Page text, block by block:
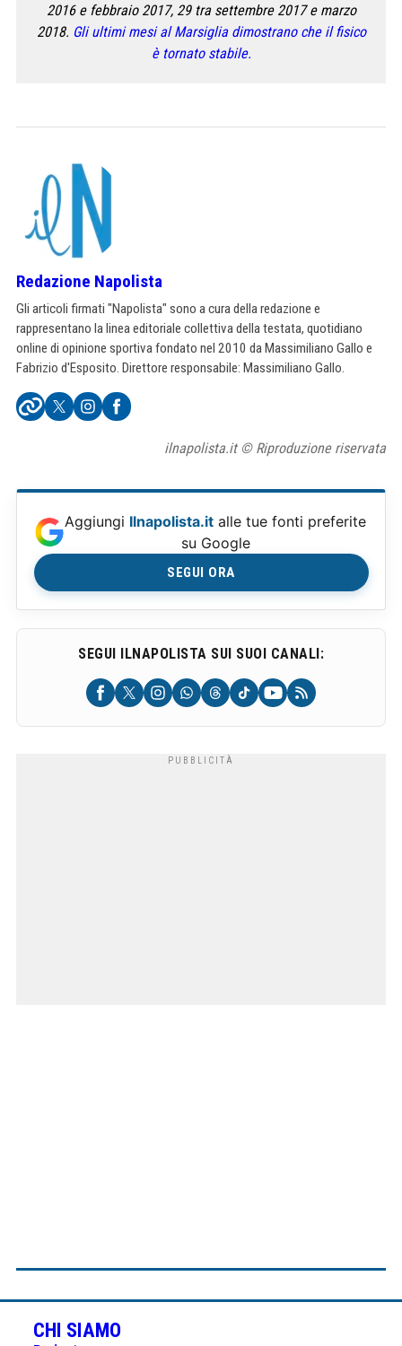
2016 e febbraio 2017, 29 tra settembre 2017 e marzo
2018. Gli ultimi mesi al Marsiglia dimostrano che il fisico
è tornato stabile.
Redazione Napolista
Gli articoli firmati "Napolista" sono a cura della redazione e
rappresentano la linea editoriale collettiva della testata, quotidiano
online di opinione sportiva fondato nel 2010 da Massimiliano Gallo e
Fabrizio d'Esposito. Direttore responsabile: Massimiliano Gallo.
ilnapolista.it © Riproduzione riservata
Aggiungi Ilnapolista.it alle tue fonti preferite
su Google
SEGUI ORA
SEGUI ILNAPOLISTA SUI SUOI CANALI:
CHI SIAMO